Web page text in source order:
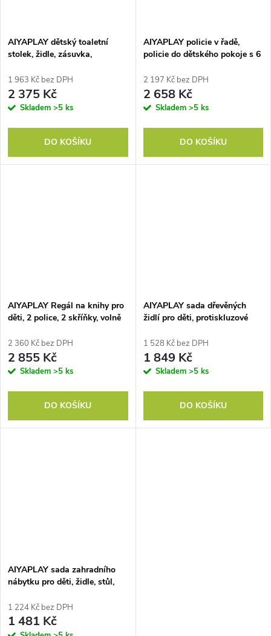
AIYAPLAY dětský toaletní
stolek, židle, zásuvka,
psací stůl se 7 doplňky,
provedení 2 v 1, MDF, růžové
1 963 Kč bez DPH
2 375 Kč
Skladem >5 ks
DO KOŠÍKU
AIYAPLAY policie v řadě,
policie do dětského pokoje s 6
knihách, pojízdný box, 100 x
30 x 80 cm, MDF, ocel, bílé
2 197 Kč bez DPH
2 658 Kč
Skladem >5 ks
DO KOŠÍKU
AIYAPLAY Regál na knihy pro
děti, 2 police, 2 skříňky, volně
konstrukce, protiskluzové
nožičky, MDF, růžová+bílá
2 360 Kč bez DPH
2 855 Kč
Skladem >5 ks
DO KOŠÍKU
AIYAPLAY sada dřevěných
židlí pro děti, protiskluzové
nastavitelná, 3–15 let, bílé
1 528 Kč bez DPH
1 849 Kč
Skladem >5 ks
DO KOŠÍKU
AIYAPLAY sada zahradního
nábytku pro děti, židle, stůl,
zelená+žlutá
1 224 Kč bez DPH
1 481 Kč